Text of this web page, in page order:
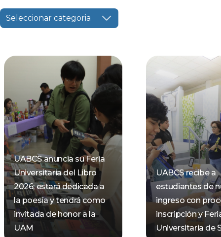
Seleccionar categoria
UABCS anuncia su Feria
Universitaria del Libro
2026; estará dedicada a
la poesía y tendrá como
invitada de honor a la
UAM
UABCS recibe a
estudiantes de
ingreso con
inscripción y
Universitaria de